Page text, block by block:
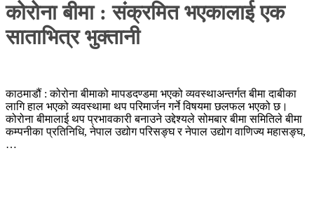
कोरोना बीमा : संक्रमित भएकालाई एक
साताभित्र भुक्तानी
काठमाडौं : कोरोना बीमाको मापडदण्डमा भएको व्यवस्थाअन्तर्गत बीमा दाबीका
लागि हाल भएको व्यवस्थामा थप परिमार्जन गर्ने विषयमा छलफल भएको छ।
कोरोना बीमालाई थप प्रभावकारी बनाउने उद्देश्यले सोमबार बीमा समितिले बीमा
कम्पनीका प्रतिनिधि, नेपाल उद्योग परिसङ्घ र नेपाल उद्योग वाणिज्य महासङ्घ,
…